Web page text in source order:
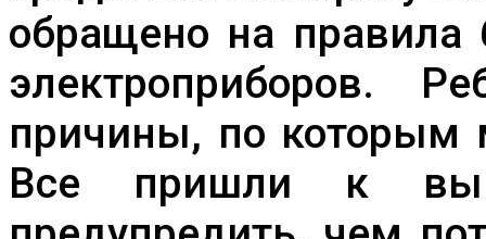
обращено на правила
электроприборов.
причины, по которым
Все пришли к